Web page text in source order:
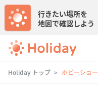
行きたい場所を
地図で確認しよう
Holiday トップ ホビーショ